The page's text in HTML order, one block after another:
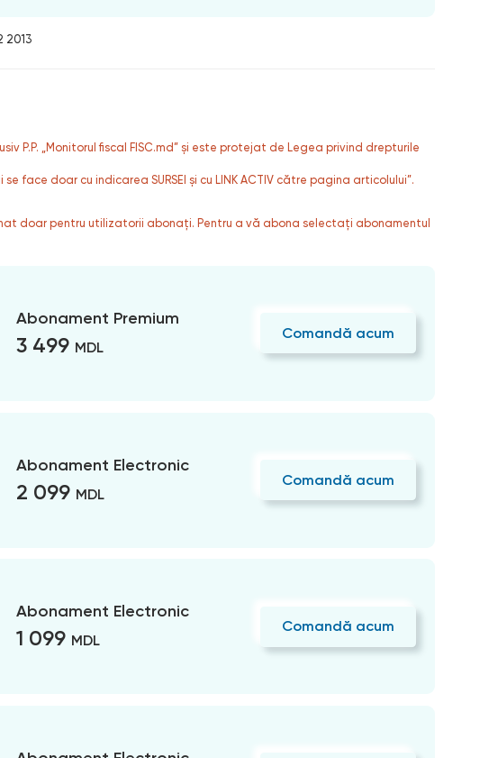
2013
P.P. „Monitorul fiscal FISC.md” și este protejat de Legea privind drepturile
face doar cu indicarea SURSEI și cu LINK ACTIV către pagina articolului”.
doar pentru utilizatorii abonați. Pentru a vă abona selectați abonamentul
Abonament Premium
3 499 MDL
Comandă acum
Abonament Electronic
2 099 MDL
Comandă acum
Abonament Electronic
1 099 MDL
Comandă acum